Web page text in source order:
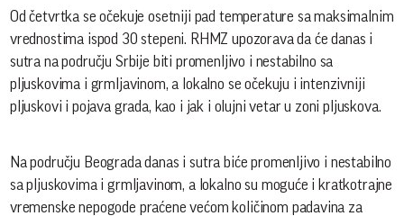
Od četvrtka se očekuje osetniji pad temperature sa maksimalnim
vrednostima ispod 30 stepeni. RHMZ upozorava da će danas i
sutra na području Srbije biti promenljivo i nestabilno sa
pljuskovima i grmljavinom, a lokalno se očekuju i intenzivniji
pljuskovi i pojava grada, kao i jak i olujni vetar u zoni pljuskova.
Na području Beograda danas i sutra biće promenljivo i nestabilno
sa pljuskovima i grmljavinom, a lokalno su moguće i kratkotrajne
vremenske nepogode praćene većom količinom padavina za